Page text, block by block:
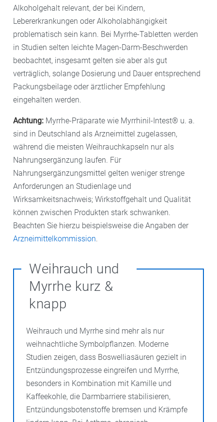
Alkoholgehalt relevant, der bei Kindern,
Lebererkrankungen oder Alkoholabhängigkeit
problematisch sein kann. Bei Myrrhe-Tabletten werden
in Studien selten leichte Magen-Darm-Beschwerden
beobachtet, insgesamt gelten sie aber als gut
verträglich, solange Dosierung und Dauer entsprechend
Packungsbeilage oder ärztlicher Empfehlung
eingehalten werden.
Achtung: Myrrhe-Präparate wie Myrrhinil-Intest® u. a.
sind in Deutschland als Arzneimittel zugelassen,
während die meisten Weihrauchkapseln nur als
Nahrungsergänzung laufen. Für
Nahrungsergänzungsmittel gelten weniger strenge
Anforderungen an Studienlage und
Wirksamkeitsnachweis; Wirkstoffgehalt und Qualität
können zwischen Produkten stark schwanken.
Beachten Sie hierzu beispielsweise die Angaben der
Arzneimittelkommission.
Weihrauch und
Myrrhe kurz &
knapp
Weihrauch und Myrrhe sind mehr als nur
weihnachtliche Symbolpflanzen. Moderne
Studien zeigen, dass Boswelliasäuren gezielt in
Entzündungsprozesse eingreifen und Myrrhe,
besonders in Kombination mit Kamille und
Kaffeekohle, die Darmbarriere stabilisieren,
Entzündungsbotenstoffe bremsen und Krämpfe